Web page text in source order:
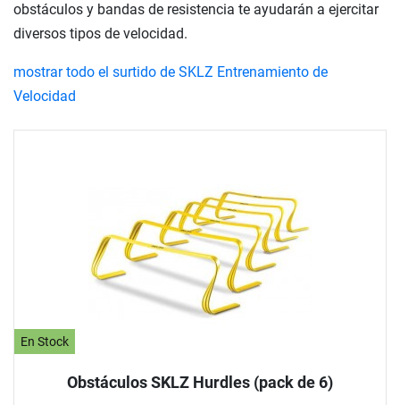
En Stock
Obstáculos SKLZ Hurdles (pack de 6)
obstáculos y bandas de resistencia te ayudarán a ejercitar
diversos tipos de velocidad.
mostrar todo el surtido de SKLZ Entrenamiento de
Velocidad